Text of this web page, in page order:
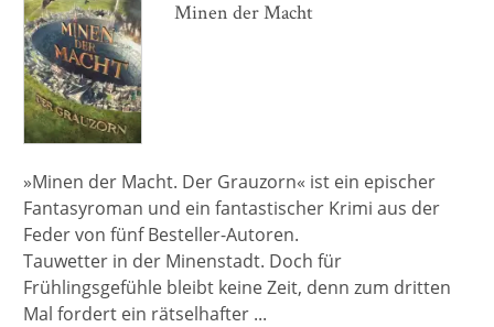
Minen der Macht
»Minen der Macht. Der Grauzorn« ist ein epischer
Fantasyroman und ein fantastischer Krimi aus der
Feder von fünf Besteller-Autoren.
Tauwetter in der Minenstadt. Doch für
Frühlingsgefühle bleibt keine Zeit, denn zum dritten
Mal fordert ein rätselhafter ...